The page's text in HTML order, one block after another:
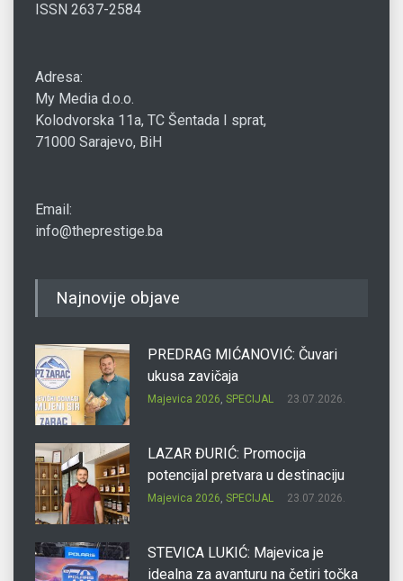
ISSN 2637-2584
Adresa:
My Media d.o.o.
Kolodvorska 11a, TC Šentada I sprat,
71000 Sarajevo, BiH
Email:
info@theprestige.ba
Najnovije objave
PREDRAG MIĆANOVIĆ: Čuvari
ukusa zavičaja
Majevica 2026, SPECIJAL 23.07.2026.
LAZAR ĐURIĆ: Promocija
potencijal pretvara u destinaciju
Majevica 2026, SPECIJAL 23.07.2026.
STEVICA LUKIĆ: Majevica je
idealna za avanturu na četiri točka